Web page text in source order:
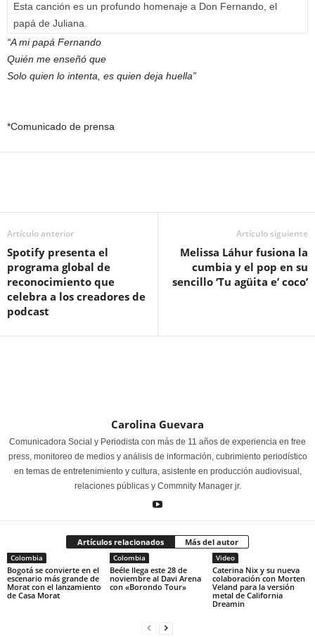
Esta canción es un profundo homenaje a Don Fernando, el
papá de Juliana.
“A mi papá Fernando
Quién me enseñó que
Solo quien lo intenta, es quien deja huella”
*Comunicado de prensa
Artículo anterior
Spotify presenta el
programa global de
reconocimiento que
celebra a los creadores de
podcast
Artículo siguiente
Melissa Láhur fusiona la
cumbia y el pop en su
sencillo ‘Tu agüita e’ coco’
Carolina Guevara
Comunicadora Social y Periodista con más de 11 años de experiencia en free
press, monitoreo de medios y análisis de información, cubrimiento periodístico
en temas de entretenimiento y cultura, asistente en producción audiovisual,
relaciones públicas y Commnity Manager jr.
Artículos relacionados Más del autor
Colombia
Bogotá se convierte en el
escenario más grande de
Morat con el lanzamiento
de Casa Morat
Colombia
Beéle llega este 28 de
noviembre al Davi Arena
con «Borondo Tour»
Video
Caterina Nix y su nueva
colaboración con Morten
Veland para la versión
metal de California
Dreamin